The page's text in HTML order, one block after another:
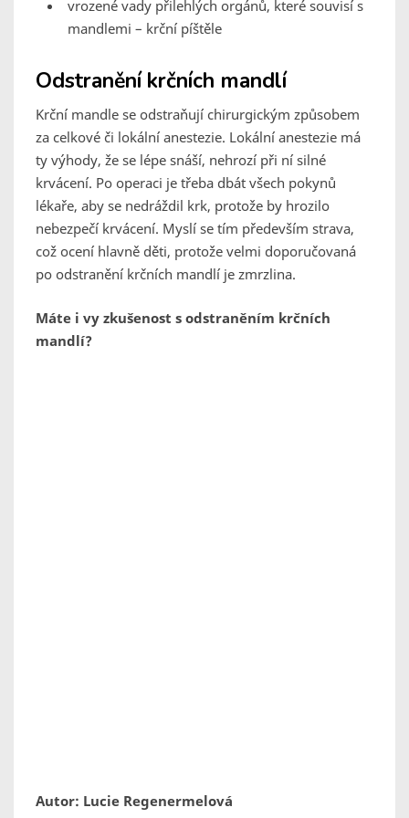
vrozené vady přilehlých orgánů, které souvisí s
mandlemi – krční píštěle
Odstranění krčních mandlí
Krční mandle se odstraňují chirurgickým způsobem
za celkové či lokální anestezie. Lokální anestezie má
ty výhody, že se lépe snáší, nehrozí při ní silné
krvácení. Po operaci je třeba dbát všech pokynů
lékaře, aby se nedráždil krk, protože by hrozilo
nebezpečí krvácení. Myslí se tím především strava,
což ocení hlavně děti, protože velmi doporučovaná
po odstranění krčních mandlí je zmrzlina.
Máte i vy zkušenost s odstraněním krčních
mandlí?
Autor: Lucie Regenermelová